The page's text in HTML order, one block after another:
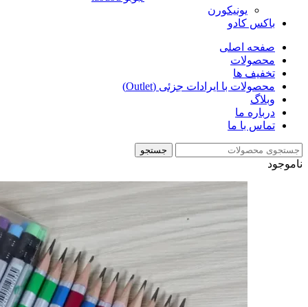
یونیکورن
باکس کادو
صفحه اصلی
محصولات
تخفیف ها
محصولات با ایرادات جزئی (Outlet)
وبلاگ
درباره ما
تماس با ما
جستجو
ناموجود